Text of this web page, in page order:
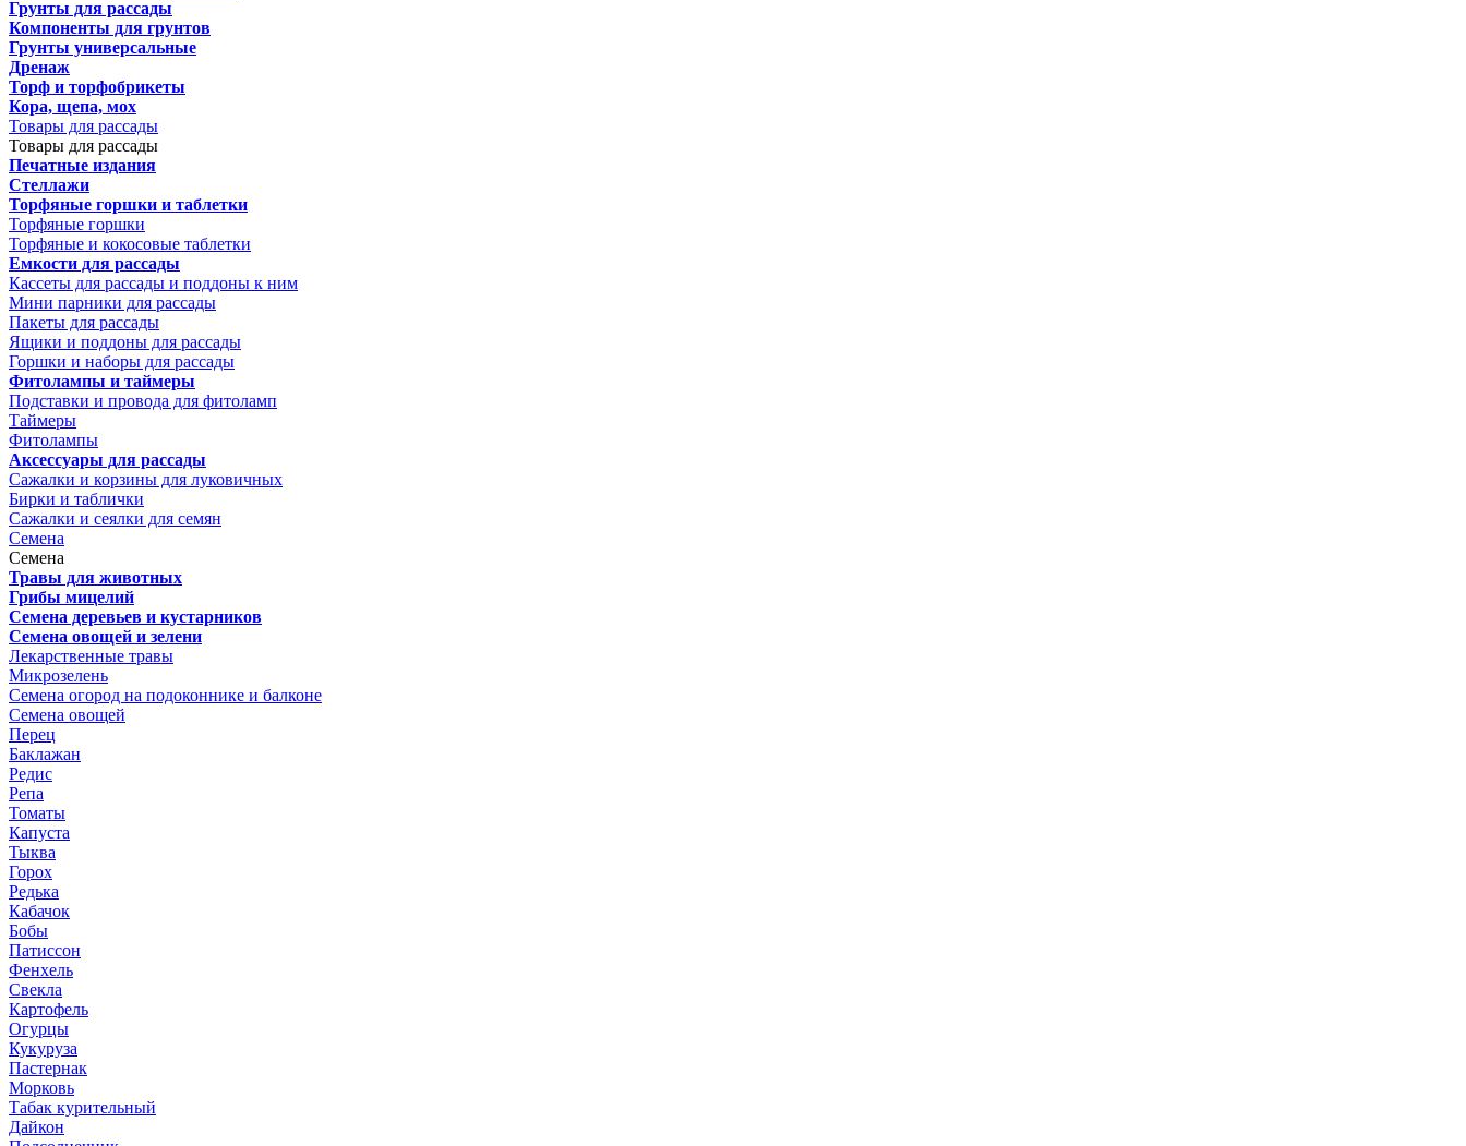
Грунты для рассады
Компоненты для грунтов
Грунты универсальные
Дренаж
Торф и торфобрикеты
Кора, щепа, мох
Товары для рассады
Товары для рассады
Печатные издания
Стеллажи
Торфяные горшки и таблетки
Торфяные горшки
Торфяные и кокосовые таблетки
Емкости для рассады
Кассеты для рассады и поддоны к ним
Мини парники для рассады
Пакеты для рассады
Ящики и поддоны для рассады
Горшки и наборы для рассады
Фитолампы и таймеры
Подставки и провода для фитоламп
Таймеры
Фитолампы
Аксессуары для рассады
Сажалки и корзины для луковичных
Бирки и таблички
Сажалки и сеялки для семян
Семена
Семена
Травы для животных
Грибы мицелий
Семена деревьев и кустарников
Семена овощей и зелени
Лекарственные травы
Микрозелень
Семена огород на подоконнике и балконе
Семена овощей
Перец
Баклажан
Редис
Репа
Томаты
Капуста
Тыква
Горох
Редька
Кабачок
Бобы
Патиссон
Фенхель
Свекла
Картофель
Огурцы
Кукуруза
Пастернак
Морковь
Табак курительный
Дайкон